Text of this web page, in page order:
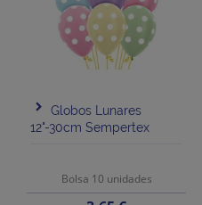
Globos Lunares
12"-30cm Sempertex
Bolsa 10 unidades